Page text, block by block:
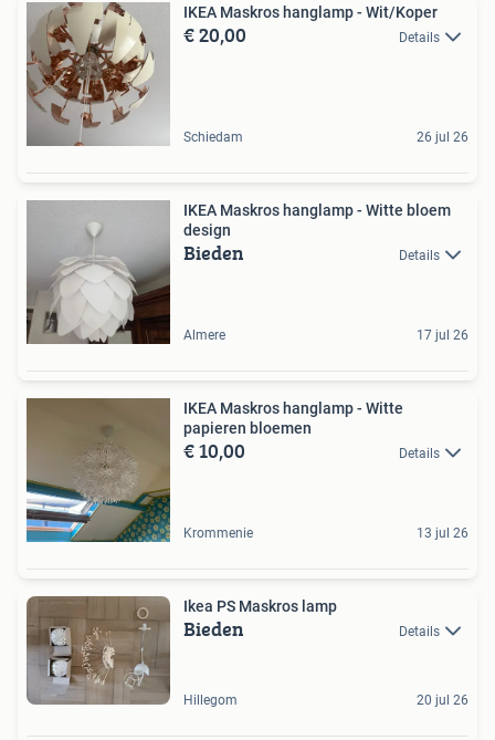
IKEA Maskros hanglamp - Wit/Koper
€ 20,00 Details
Schiedam 26 jul 26
IKEA Maskros hanglamp - Witte bloem
design
Bieden Details
Almere 17 jul 26
IKEA Maskros hanglamp - Witte
papieren bloemen
€ 10,00 Details
Krommenie 13 jul 26
Ikea PS Maskros lamp
Bieden Details
Hillegom 20 jul 26